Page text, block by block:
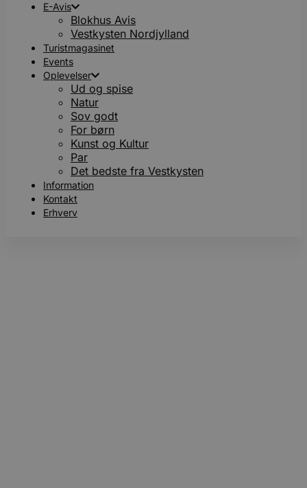
E-Avis
Blokhus Avis
Vestkysten Nordjylland
Turistmagasinet
Events
Oplevelser
Ud og spise
Natur
Sov godt
For børn
Kunst og Kultur
Par
Det bedste fra Vestkysten
Information
Kontakt
Erhverv